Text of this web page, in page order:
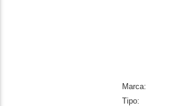
Marca:
Tipo: